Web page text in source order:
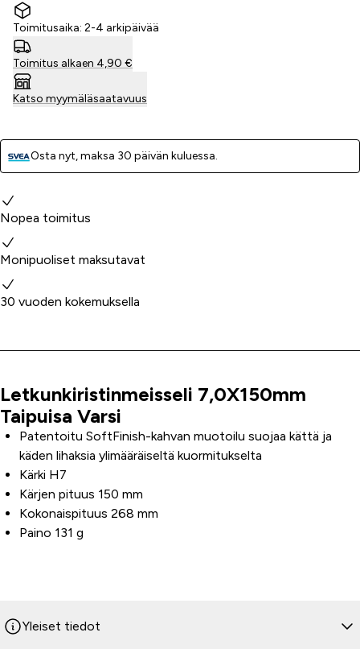
Toimitusaika: 2-4 arkipäivää
Toimitus alkaen 4,90 €
Katso myymäläsaatavuus
Osta nyt, ­maksa 30 päivän kuluessa.
Miksi valita meidät?
Nopea toimitus
Monipuoliset maksutavat
30 vuoden kokemuksella
Tuoteinfo
Letkunkiristinmeisseli 7,0X150mm
Taipuisa Varsi
Patentoitu SoftFinish-kahvan muotoilu suojaa kättä ja
käden lihaksia ylimääräiseltä kuormitukselta
Kärki H7
Kärjen pituus 150 mm
Kokonaispituus 268 mm
Paino 131 g
Yleiset tiedot